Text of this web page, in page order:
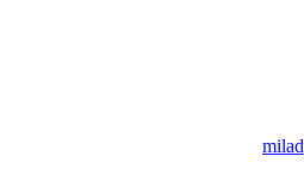
milad